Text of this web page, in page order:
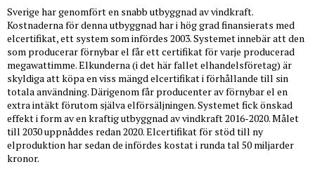
Sverige har genomfört en snabb utbyggnad av vindkraft.
Kostnaderna för denna utbyggnad har i hög grad finansierats med
elcertifikat, ett system som infördes 2003. Systemet innebär att den
som producerar förnybar el får ett certifikat för varje producerad
megawattimme. Elkunderna (i det här fallet elhandelsföretag) är
skyldiga att köpa en viss mängd elcertifikat i förhållande till sin
totala användning. Därigenom får producenter av förnybar el en
extra intäkt förutom själva elförsäljningen. Systemet fick önskad
effekt i form av en kraftig utbyggnad av vindkraft 2016-2020. Målet
till 2030 uppnåddes redan 2020. Elcertifikat för stöd till ny
elproduktion har sedan de infördes kostat i runda tal 50 miljarder
kronor.